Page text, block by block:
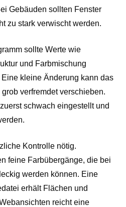
Gebäuden sollten Fenster
zu stark verwischt werden.
sollte Werte wie
und Farbmischung
kleine Änderung kann das
verfremdet verschieben.
schwach eingestellt und
Kontrolle nötig.
feine Farbübergänge, die bei
werden können. Eine
erhält Flächen und
reicht eine